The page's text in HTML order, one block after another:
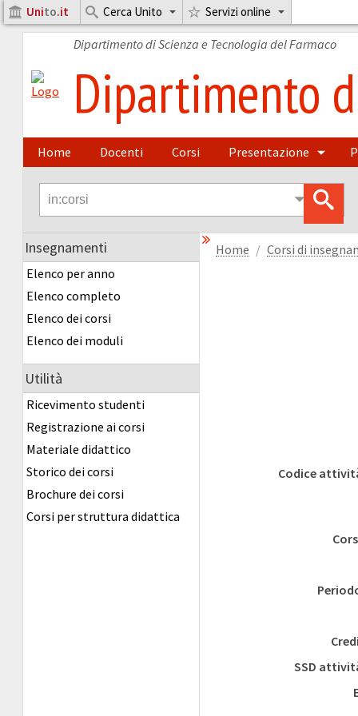
Unito.it Cerca Unito Servizi online
Dipartimento di Scienza e Tecnologia del Farmaco
Dipartimento
Home Docenti Corsi Presentazione
Insegnamenti
Elenco per anno
Elenco completo
Elenco dei corsi
Elenco dei moduli
Utilità
Ricevimento studenti
Registrazione ai corsi
Materiale didattico
Storico dei corsi
Brochure dei corsi
Corsi per struttura didattica
Home Corsi di
Codice
SSD